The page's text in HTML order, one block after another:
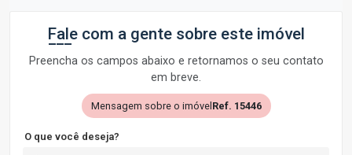
Fale com a gente sobre este imóvel
Preencha os campos abaixo e retornamos o seu contato
em breve.
Mensagem sobre o imóvel Ref. 15446
O que você deseja?